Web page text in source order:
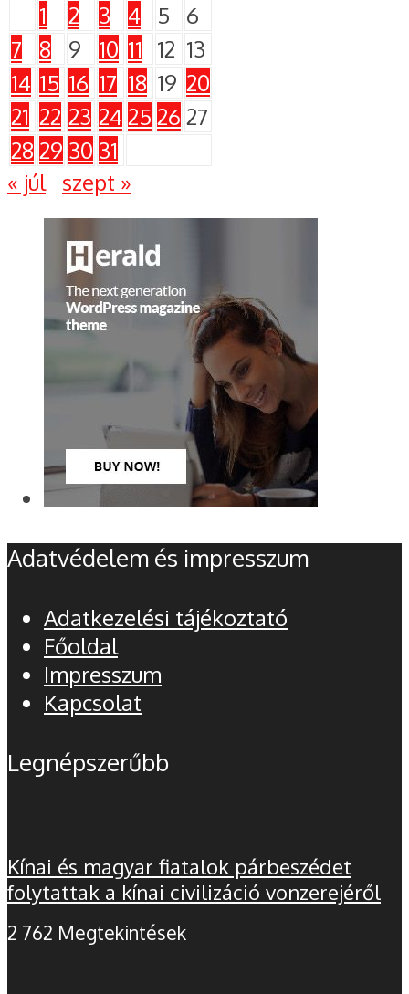
1
2 3 4 5
6
7
8 9 10 11 12 13
14 15 16 17 18 19 20
21 22 23 2425 26 27
28 29 30 31
« júl
szept »
Adatvédelem és impresszum
Adatkezelési tájékoztató
Főoldal
Impresszum
Kapcsolat
Legnépszerűbb
Kínai és magyar fiatalok párbeszédet
folytattak a kínai civilizáció vonzerejéről
2 762 Megtekintések